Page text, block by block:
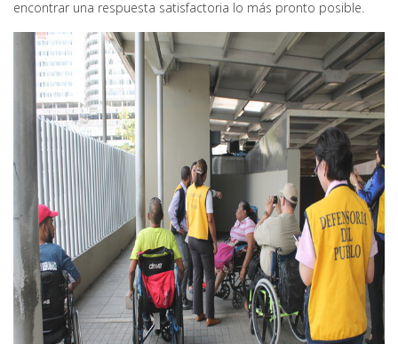
encontrar una respuesta satisfactoria lo más pronto posible.